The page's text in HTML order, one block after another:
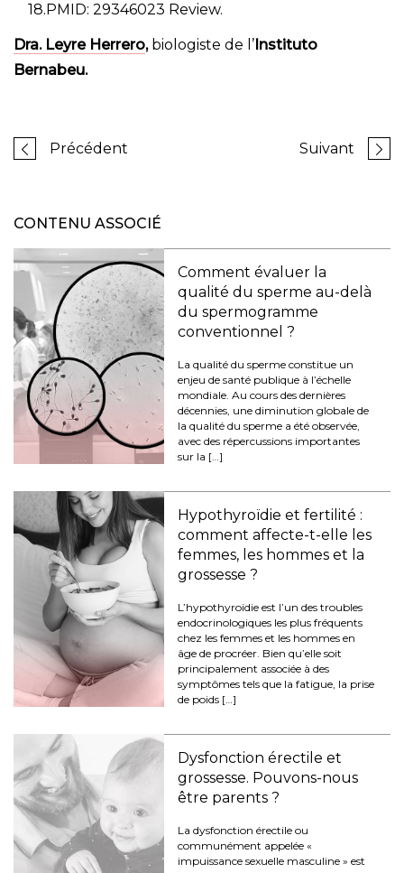
18.PMID: 29346023 Review.
Dra. Leyre Herrero, biologiste de l’ Instituto
Bernabeu.
Précédent Suivant
CONTENU ASSOCIÉ
Comment évaluer la
qualité du sperme au-delà
du spermogramme
conventionnel ?
La qualité du sperme constitue un
enjeu de santé publique à l’échelle
mondiale. Au cours des dernières
décennies, une diminution globale de
la qualité du sperme a été observée,
avec des répercussions importantes
sur la […]
Hypothyroïdie et fertilité :
comment affecte-t-elle les
femmes, les hommes et la
grossesse ?
L’hypothyroïdie est l’un des troubles
endocrinologiques les plus fréquents
chez les femmes et les hommes en
âge de procréer. Bien qu’elle soit
principalement associée à des
symptômes tels que la fatigue, la prise
de poids […]
Dysfonction érectile et
grossesse. Pouvons-nous
être parents ?
La dysfonction érectile ou
communément appelée «
impuissance sexuelle masculine » est